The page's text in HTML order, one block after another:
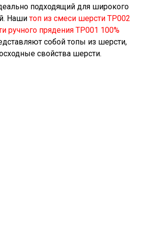
подходящий для широкого
Нашитоп из смеси шерсти TP002
ручного прядения TP001 100%
собой топы из шерсти,
свойства шерсти.